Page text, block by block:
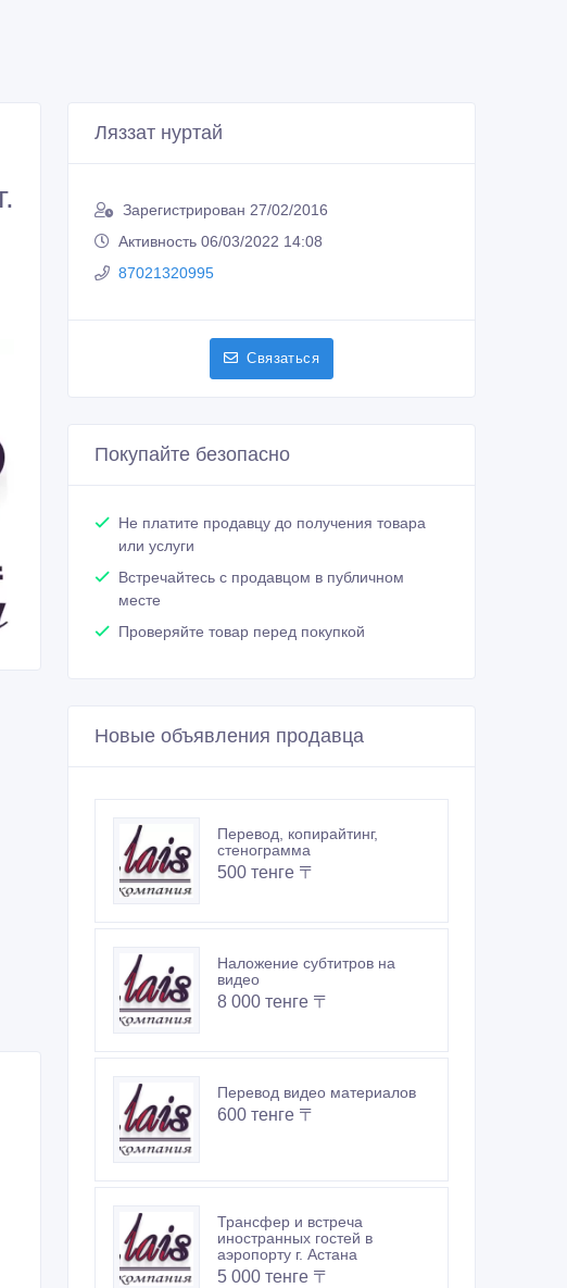
Ляззат нуртай
Зарегистрирован 27/02/2016
Активность 06/03/2022 14:08
87021320995
Связаться
Покупайте безопасно
Не платите продавцу до получения товара
или услуги
Встречайтесь с продавцом в публичном
месте
Проверяйте товар перед покупкой
Новые объявления продавца
Перевод, копирайтинг,
стенограмма
500 тенге 〒
Наложение субтитров на
видео
8 000 тенге 〒
Перевод видео материалов
600 тенге 〒
Трансфер и встреча
иностранных гостей в
аэропорту г. Астана
5 000 тенге 〒